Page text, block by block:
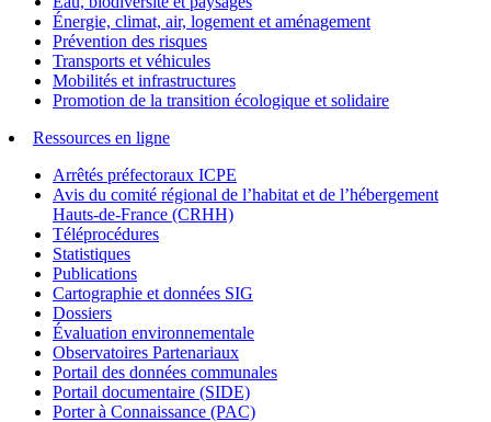
Énergie, climat, air, logement et aménagement
Prévention des risques
Transports et véhicules
Mobilités et infrastructures
Promotion de la transition écologique et solidaire
Ressources en ligne
Arrêtés préfectoraux ICPE
Avis du comité régional de l’habitat et de l’hébergement
Hauts-de-France (CRHH)
Téléprocédures
Statistiques
Publications
Cartographie et données SIG
Dossiers
Évaluation environnementale
Observatoires Partenariaux
Portail des données communales
Portail documentaire (SIDE)
Porter à Connaissance (PAC)